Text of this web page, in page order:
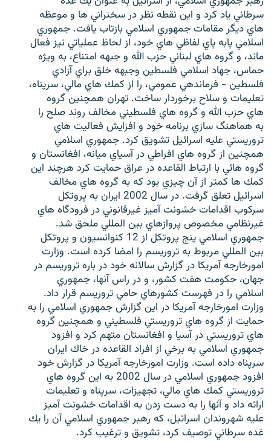
سرطاني ياد كرد و اين نقطه نظر در سخنراني ها و موعظه
هاي ديگر مقامات جمهوري اسلامي بازتاب يافت. جمهوري
اسلامي پابه پاي لفاظي هاي خود، از لحاظ عملياتي نيز فعال
ماند، و گروه هاي لبناني حزب الله و جبهه امتناع، به ويژه
حماس، جهاد اسلامي فلسطين وجبهه خلق براي آزادي
فلسطين - فرماندهي عمومي، را از كمك هاي مالي، سرپناه،
تعليمات و سلاح برخوردار ساخت. تهران همچنين گروه
هاي حزب الله و گروه هاي فلسطيني مخالف روند صلح را
به هماهنگ سازي برنامه خود و افزايش فعاليت هاي
تروريستي عليه اسرائيل تشويق كرد. جمهوري اسلامي
همچنين از گروه هاي افراطي در آسياي ميانه، افغانستان و
گروه هائي با ارتباط القاعده در عراق حمايت كرد هرچند اين
كمك ها كمتر از آن چيزي بود كه به گروه هاي مخالف
اسرائيل تعلق گرفت. در سال 2002 ايران به پروتكل
سركوب اقدامات خشونت آميز غيرقانوني در فرودگاه هاي
غيرنظامي مخصوص پروازهاي بين المللي ملحق شد.
جمهوري اسلامي پنج پروتكل از 12 كنوانسيون و پروتكل
بين المللي مربوط به تروريسم را امضا كرده است. وزارت
امورخارجه آمريكا در گزارش سالانه خود در باره تروريسم در
جهان، حكومت هفت كشور، و در راس آنها، جمهوري
اسلامي را در فهرست كشورهاي حامي تروريسم قرار داد.
وزارت امورخارجه آمريكا در اين گزارش جمهوري اسلامي را به
حمايت از گروه هاي تروريستي فلسطيني و همچنين گروه
هاي تروريستي در آسيا و افغانستان متهم كرد و افزود
جمهوري اسلامي به برخي از افراد القاعده در خاك ايران
سرپناه داده است. وزارت امورخارجه آمريكا در گزارش خود
افزود جمهوري اسلامي در سال 2002 به اين گروه هاي
تروريستي كمك هاي مالي، تجهيزات، سرپناه و تعليمات
ارائه داد و آنها را به دست زدن به اقدامات خشونت آميز
عليه شهروندان اسرائيل، كه رهبر جمهوري اسلامي آن را يك
غده سرطاني توصيف كرد، تشويق و ترغيب كرد.